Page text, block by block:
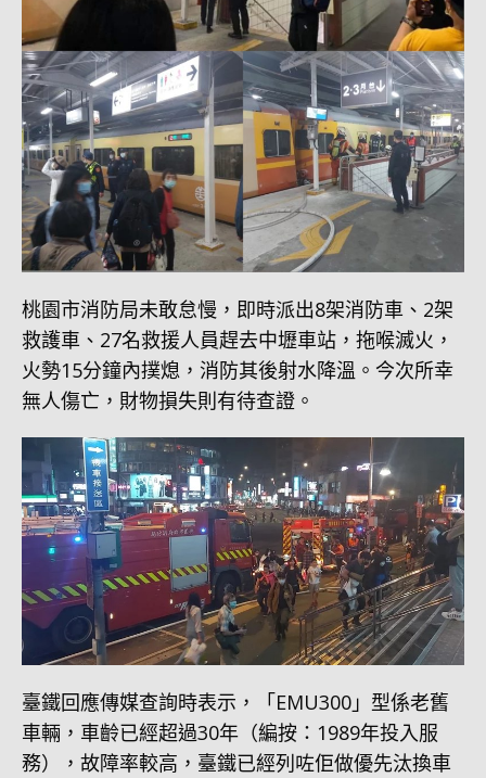
桃園市消防局未敢怠慢，即時派出8架消防車、2架
救護車、27名救援人員趕去中壢車站，拖喉滅火，
火勢15分鐘內撲熄，消防其後射水降溫。今次所幸
無人傷亡，財物損失則有待查證。
臺鐵回應傳媒查詢時表示，「EMU300」型係老舊
車輛，車齡已經超過30年（編按：1989年投入服
務），故障率較高，臺鐵已經列咗佢做優先汰換車